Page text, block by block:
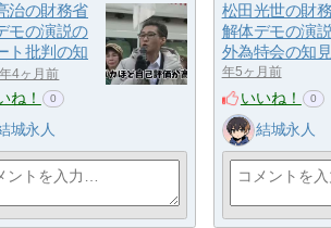
治の財務省
モの演説の
ト批判の知
4ヶ月前
ね！ 0
城永人
松田光世の財
解体デモの演
外為特会の知見
年5ヶ月前
いいね！ 0
結城永人